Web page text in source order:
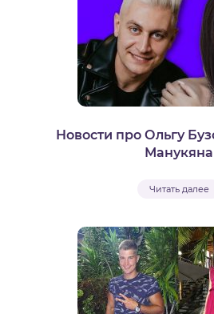
Новости про Ольгу
Манукяна
Читать далее